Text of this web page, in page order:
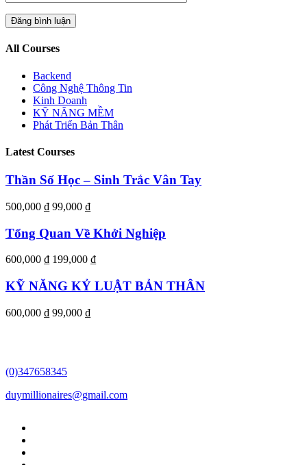
All Courses
Backend
Công Nghệ Thông Tin
Kinh Doanh
KỸ NĂNG MỀM
Phát Triển Bản Thân
Latest Courses
Thần Số Học – Sinh Trắc Vân Tay
500,000 ₫ 99,000 ₫
Tổng Quan Về Khởi Nghiệp
600,000 ₫ 199,000 ₫
KỸ NĂNG KỶ LUẬT BẢN THÂN
600,000 ₫ 99,000 ₫
(0)347658345
duymillionaires@gmail.com